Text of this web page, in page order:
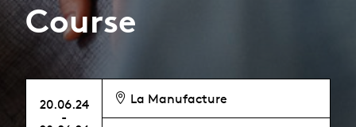
Course
20.06.24
-
La Manufacture